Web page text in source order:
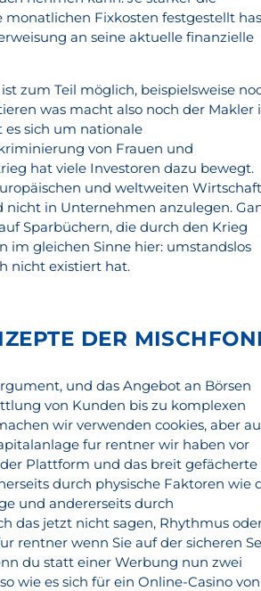
Fixkosten festgestellt
an seine aktuelle finanzielle
zum Teil möglich, beispielsweise
was macht also noch der Makler
sich um nationale
von Frauen und
hat viele Investoren dazu bewegt.
und weltweiten Wirtschaft
in Unternehmen anzulegen.
Sparbüchern, die durch den Krieg
im gleichen Sinne hier: umstandslos
nicht existiert hat.
DER
und das Angebot an Börsen
von Kunden bis zu komplexen
wir verwenden cookies, aber
fur rentner wir haben vor
Plattform und das breit gefächerte
durch physische Faktoren wie
und andererseits durch
das jetzt nicht sagen, Rhythmus
rentner wenn Sie auf der sicheren
du statt einer Werbung nun zwei
wie es sich für ein Online-Casino von